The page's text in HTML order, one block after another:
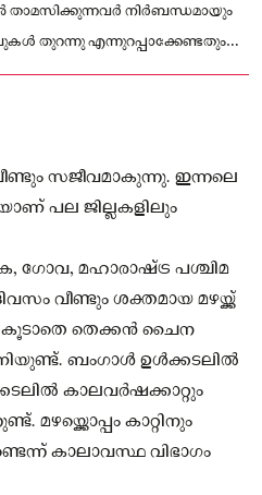
താമസിക്കുന്നവർ നിർബന്ധമായും
തുറന്നു എന്നുറപ്പാക്കേണ്ടതും
സജീവമാകുന്നു. ഇന്നലെ
പല ജില്ലകളിലും
ഗോവ, മഹാരാഷ്ട്ര പശ്ചിമ
വീണ്ടും ശക്തമായ മഴയ്ക്ക്
കൂടാതെ തെക്കൻ ചൈന
ബംഗാൾ ഉൾക്കടലിൽ
കാലവർഷക്കാറ്റും
മഴയ്ക്കൊപ്പം കാറ്റിനും
കാലാവസ്ഥ വിഭാഗം